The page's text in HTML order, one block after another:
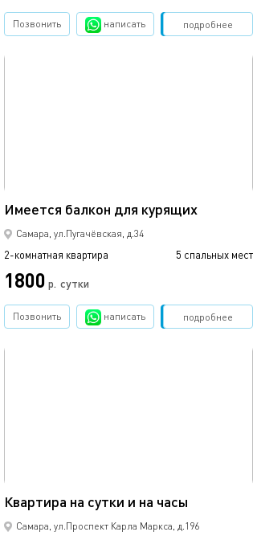
подробнее
Позвонить написать Забронировать
Имеется балкон для курящих
Самара, ул.Пугачёвская, д.34
2-комнатная квартира 5 спальных мест
1800 р. сутки
подробнее
Позвонить написать Забронировать
Квартира на сутки и на часы
Самара, ул.Проспект Карла Маркса, д.196